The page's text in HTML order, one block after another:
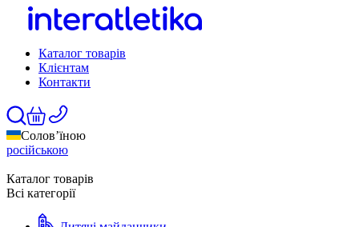
Каталог товарів
Клієнтам
Контакти
Солов’їною
російською
Каталог товарів
Всі категорії